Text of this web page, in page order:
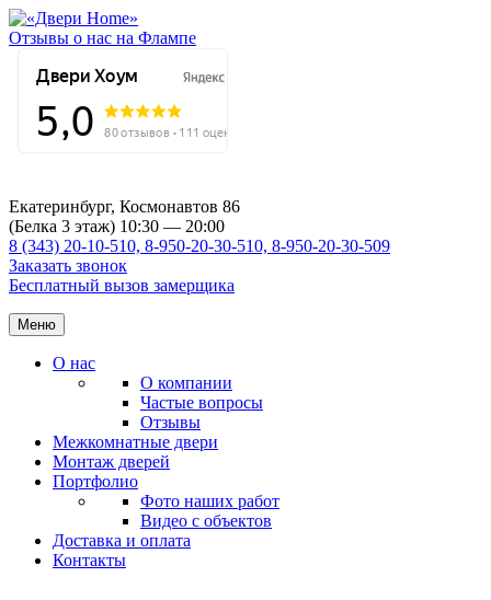
Отзывы о нас на Флампе
Екатеринбург, Космонавтов 86
(Белка 3 этаж) 10:30 — 20:00
8 (343) 20-10-510, 8-950-20-30-510, 8-950-20-30-509
Заказать звонок
Бесплатный вызов замерщика
Меню
О нас
О компании
Частые вопросы
Отзывы
Межкомнатные двери
Монтаж дверей
Портфолио
Фото наших работ
Видео с объектов
Доставка и оплата
Контакты